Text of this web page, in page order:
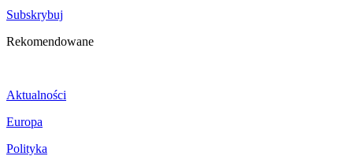
Subskrybuj
Rekomendowane
Aktualności
Europa
Polityka